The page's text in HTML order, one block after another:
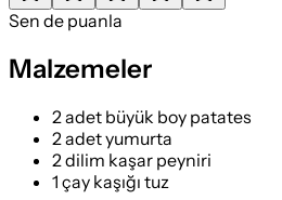
Sen de puanla
Malzemeler
2 adet büyük boy patates
2 adet yumurta
2 dilim kaşar peyniri
1 çay kaşığı tuz